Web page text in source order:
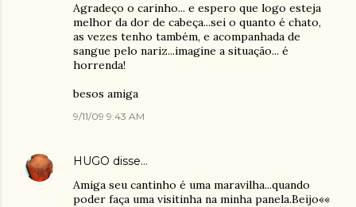
Agradeço o carinho... e espero que logo esteja
melhor da dor de cabeça...sei o quanto é chato,
as vezes tenho também, e acompanhada de
sangue pelo nariz...imagine a situação... é
horrenda!
besos amiga
9/11/09 9:43 AM
HUGO disse…
Amiga seu cantinho é uma maravilha...quando
poder faça uma visitinha na minha panela.Beijo««